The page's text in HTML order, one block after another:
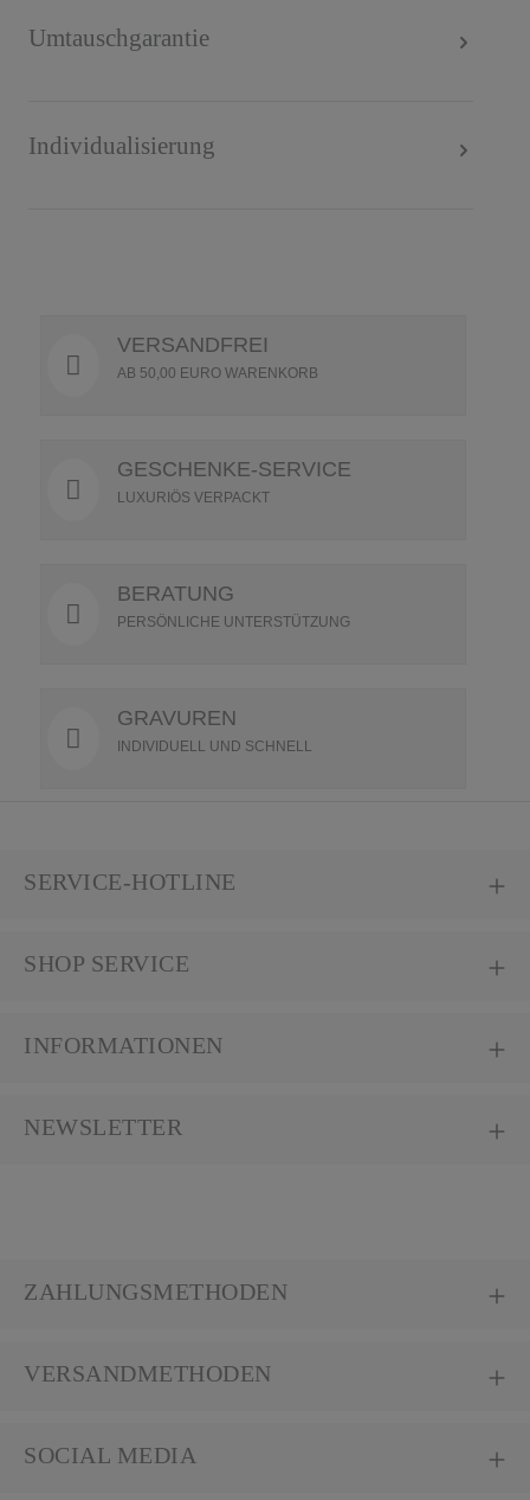
Umtauschgarantie
Individualisierung
VERSANDFREI
AB 50,00 EURO WARENKORB
GESCHENKE-SERVICE
LUXURIÖS VERPACKT
BERATUNG
PERSÖNLICHE UNTERSTÜTZUNG
GRAVUREN
INDIVIDUELL UND SCHNELL
SERVICE-HOTLINE
SHOP SERVICE
INFORMATIONEN
NEWSLETTER
ZAHLUNGSMETHODEN
VERSANDMETHODEN
SOCIAL MEDIA